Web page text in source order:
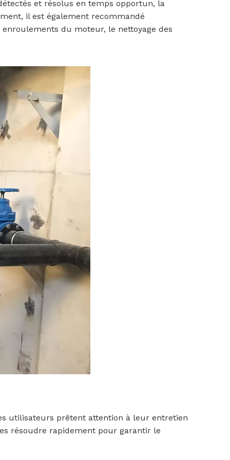
et résolus en temps opportun, la
il est également recommandé
du moteur, le nettoyage des
utilisateurs prêtent attention à leur entretien
résoudre rapidement pour garantir le